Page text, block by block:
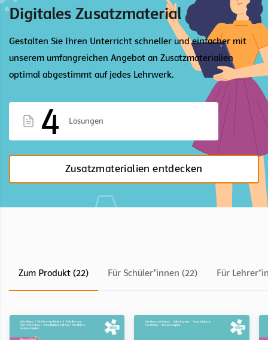
Digitales Zusatzmaterial
Gestalten Sie Ihren Unterricht schneller und einfacher mit
unserem umfangreichen Angebot an Zusatzmaterialien
optimal abgestimmt auf jedes Lehrwerk.
4 Lösungen
Zusatzmaterialien entdecken
Zum Produkt (22) Für Schüler*innen (22) Für